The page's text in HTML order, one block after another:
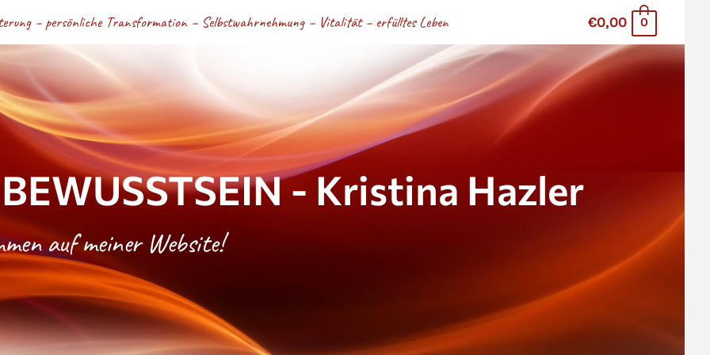
– persönliche Transformation – Selbstwahrnehmung – Vitalität – erfülltes Leben €0,00 0
- Kristina Hazler
auf meiner Website!